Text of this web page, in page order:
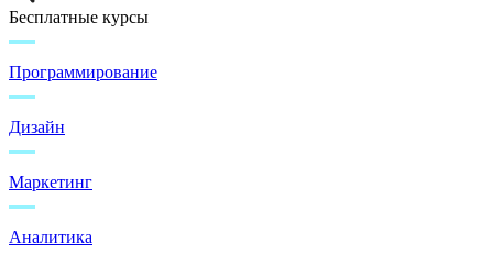
Бесплатные курсы
Программирование
Дизайн
Маркетинг
Аналитика